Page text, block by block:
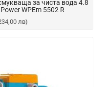
за чиста вода 4.8
WPEm 5502 R
лв)